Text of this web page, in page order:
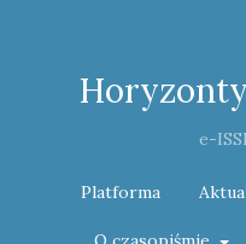
e-
Platforma